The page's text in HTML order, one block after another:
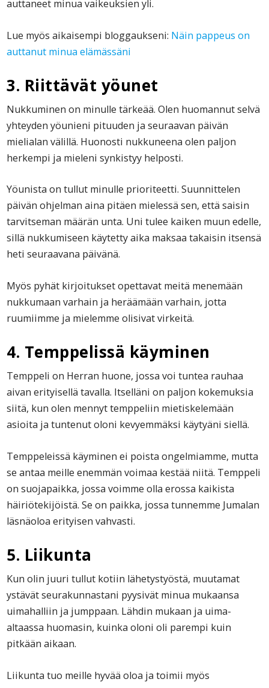
auttaneet minua vaikeuksien yli.
Lue myös aikaisempi bloggaukseni: Näin pappeus on
auttanut minua elämässäni
3. Riittävät yöunet
Nukkuminen on minulle tärkeää. Olen huomannut selvä
yhteyden yöunieni pituuden ja seuraavan päivän
mielialan välillä. Huonosti nukkuneena olen paljon
herkempi ja mieleni synkistyy helposti.
Yöunista on tullut minulle prioriteetti. Suunnittelen
päivän ohjelman aina pitäen mielessä sen, että saisin
tarvitseman määrän unta. Uni tulee kaiken muun edelle,
sillä nukkumiseen käytetty aika maksaa takaisin itsensä
heti seuraavana päivänä.
Myös pyhät kirjoitukset opettavat meitä menemään
nukkumaan varhain ja heräämään varhain, jotta
ruumiimme ja mielemme olisivat virkeitä.
4. Temppelissä käyminen
Temppeli on Herran huone, jossa voi tuntea rauhaa
aivan erityisellä tavalla. Itselläni on paljon kokemuksia
siitä, kun olen mennyt temppeliin mietiskelemään
asioita ja tuntenut oloni kevyemmäksi käytyäni siellä.
Temppeleissä käyminen ei poista ongelmiamme, mutta
se antaa meille enemmän voimaa kestää niitä. Temppeli
on suojapaikka, jossa voimme olla erossa kaikista
häiriötekijöistä. Se on paikka, jossa tunnemme Jumalan
läsnäoloa erityisen vahvasti.
5. Liikunta
Kun olin juuri tullut kotiin lähetystyöstä, muutamat
ystävät seurakunnastani pyysivät minua mukaansa
uimahalliin ja jumppaan. Lähdin mukaan ja uima-
altaassa huomasin, kuinka oloni oli parempi kuin
pitkään aikaan.
Liikunta tuo meille hyvää oloa ja toimii myös